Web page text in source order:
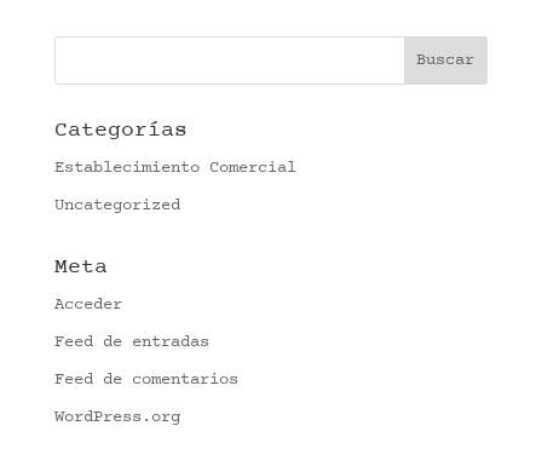
Categorías
Establecimiento Comercial
Uncategorized
Meta
Acceder
Feed de entradas
Feed de comentarios
WordPress.org